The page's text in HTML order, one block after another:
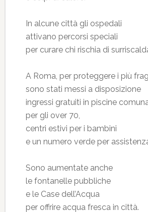
In alcune città gli ospedali
attivano percorsi speciali
per curare chi rischia di
A Roma, per proteggere i più
sono stati messi a disposizione
ingressi gratuiti in piscine
per gli over 70,
centri estivi per i bambini
e un numero verde per
Sono aumentate anche
le fontanelle pubbliche
e le Case dell’Acqua
per offrire acqua fresca in città.